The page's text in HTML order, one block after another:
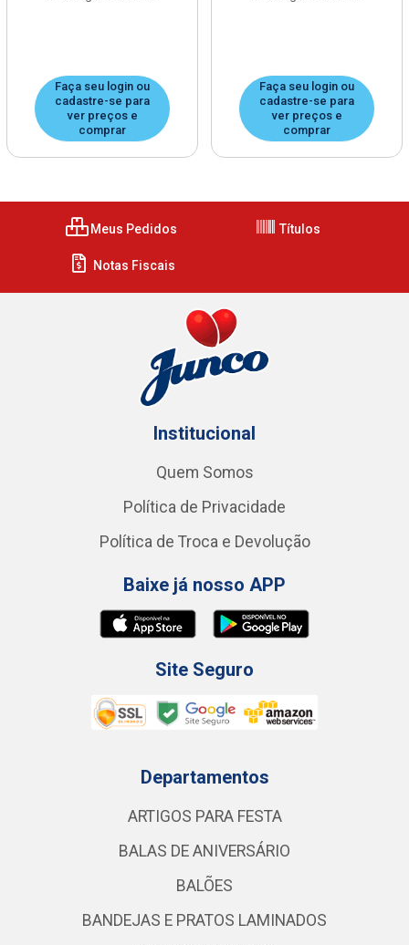
Faça seu login ou
cadastre-se para
ver preços e
comprar
Faça seu login ou
cadastre-se para
ver preços e
comprar
Meus Pedidos Títulos
Notas Fiscais
Institucional
Quem Somos
Política de Privacidade
Política de Troca e Devolução
Baixe já nosso APP
Site Seguro
Departamentos
ARTIGOS PARA FESTA
BALAS DE ANIVERSÁRIO
BALÕES
BANDEJAS E PRATOS LAMINADOS